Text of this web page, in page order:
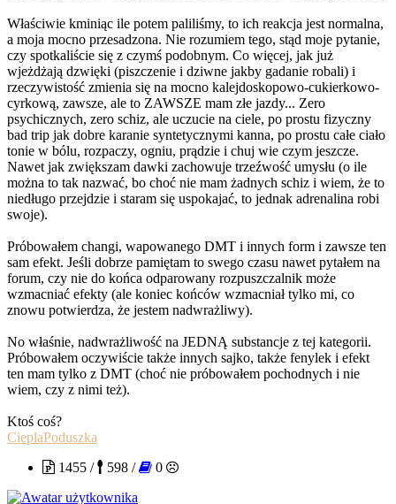
Właściwie kminiąc ile potem paliliśmy, to ich reakcja jest normalna,
a moja mocno przesadzona. Nie rozumiem tego, stąd moje pytanie,
czy spotkaliście się z czymś podobnym. Co więcej, jak już
wjeżdżają dzwięki (piszczenie i dziwne jakby gadanie robali) i
rzeczywistość zmienia się na mocno kalejdoskopowo-cukierkowo-
cyrkową, zawsze, ale to ZAWSZE mam złe jazdy... Zero
psychicznych, zero schiz, ale uczucie na ciele, po prostu fizyczny
bad trip jak dobre karanie syntetycznymi kanna, po prostu całe ciało
tonie w bólu, rozpaczy, ogniu, prądzie i chuj wie czym jeszcze.
Nawet jak zwiększam dawki zachowuje trzeźwość umysłu (o ile
można to tak nazwać, bo choć nie mam żadnych schiz i wiem, że to
niedługo przejdzie i staram się uspokajać, to jednak adrenalina robi
swoje).
Próbowałem changi, wapowanego DMT i innych form i zawsze ten
sam efekt. Jeśli dobrze pamiętam to swego czasu nawet pytałem na
forum, czy nie do końca odparowany rozpuszczalnik może
wzmacniać efekty (ale koniec końców wzmacniał tylko mi, co
znowu potwierdza, że jestem nadwrażliwy).
No właśnie, nadwrażliwość na JEDNĄ substancje z tej kategorii.
Próbowałem oczywiście także innych sajko, także fenylek i efekt
ten mam tylko z DMT (choć nie próbowałem pochodnych i nie
wiem, czy z nimi też).
Ktoś coś?
CieplaPoduszka
1455 /
598 / 0